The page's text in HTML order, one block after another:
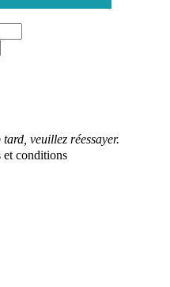
tard, veuillez réessayer.
et conditions